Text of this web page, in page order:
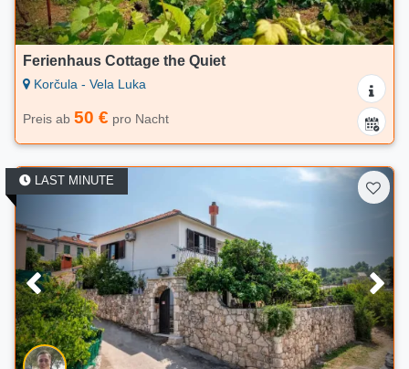
Ferienhaus Cottage the Quiet
Korčula - Vela Luka
Preis ab 50 € pro Nacht
LAST MINUTE